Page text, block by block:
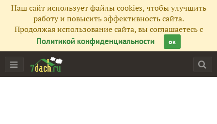
Наш сайт использует файлы cookies, чтобы улучшить
работу и повысить эффективность сайта.
Продолжая использование сайта, вы соглашаетесь с
Политикой конфиденциальности
ок